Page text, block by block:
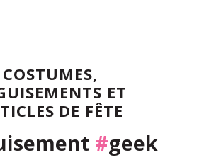
COSTUMES,
ET
DE FÊTE
#geek